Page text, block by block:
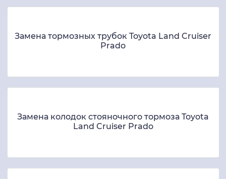
Замена тормозных трубок Toyota Land Cruiser
Prado
Замена колодок стояночного тормоза Toyota
Land Cruiser Prado